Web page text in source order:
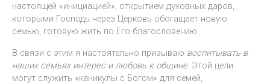
настоящей «инициацией», открытием духовных даров,
которыми Господь через Церковь обогащает новую
семью, готовую жить по Его благословению.
В связи с этим я настоятельно призываю воспитывать в
наших семьях интерес и любовь к общине. Этой цели
могут служить «каникулы с Богом» для семей,